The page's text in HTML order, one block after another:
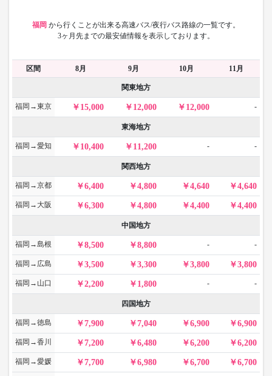
福岡 から行くことが出来る高速バス/夜行バス路線の一覧です。
3ヶ月先までの最安値情報を表示しております。
区間 8月 9月 10月 11月
関東地方
福岡→東京 15,000 12,000 12,000 -
東海地方
福岡→愛知 10,400 11,200 - -
関西地方
福岡→京都 6,400 4,800 4,640 4,640
福岡→大阪 6,300 4,800 4,400 4,400
中国地方
福岡→島根 8,500 8,800 - -
福岡→広島 3,500 3,300 3,800 3,800
福岡→山口 2,200 1,800 - -
四国地方
福岡→徳島 7,900 7,040 6,900 6,900
福岡→香川 7,200 6,480 6,200 6,200
福岡→愛媛 7,700 6,980 6,700 6,700